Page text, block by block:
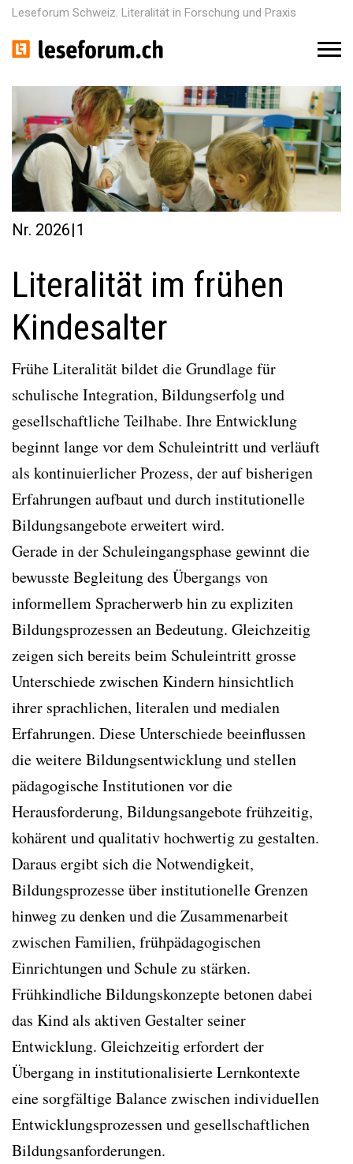
Leseforum Schweiz. Literalität in Forschung und Praxis
M
u
Nr. 2026 | 1
Literalität im frühen
Kindesalter
Frühe Literalität bildet die Grundlage für
schulische Integration, Bildungserfolg und
gesellschaftliche Teilhabe. Ihre Entwicklung
beginnt lange vor dem Schuleintritt und verläuft
als kontinuierlicher Prozess, der auf bisherigen
Erfahrungen aufbaut und durch institutionelle
Bildungsangebote erweitert wird.
Gerade in der Schuleingangsphase gewinnt die
bewusste Begleitung des Übergangs von
informellem Spracherwerb hin zu expliziten
Bildungsprozessen an Bedeutung. Gleichzeitig
zeigen sich bereits beim Schuleintritt grosse
Unterschiede zwischen Kindern hinsichtlich
ihrer sprachlichen, literalen und medialen
Erfahrungen. Diese Unterschiede beeinflussen
die weitere Bildungsentwicklung und stellen
pädagogische Institutionen vor die
Herausforderung, Bildungsangebote frühzeitig,
kohärent und qualitativ hochwertig zu gestalten.
Daraus ergibt sich die Notwendigkeit,
Bildungsprozesse über institutionelle Grenzen
hinweg zu denken und die Zusammenarbeit
zwischen Familien, frühpädagogischen
Einrichtungen und Schule zu stärken.
Frühkindliche Bildungskonzepte betonen dabei
das Kind als aktiven Gestalter seiner
Entwicklung. Gleichzeitig erfordert der
Übergang in institutionalisierte Lernkontexte
eine sorgfältige Balance zwischen individuellen
Entwicklungsprozessen und gesellschaftlichen
Bildungsanforderungen.